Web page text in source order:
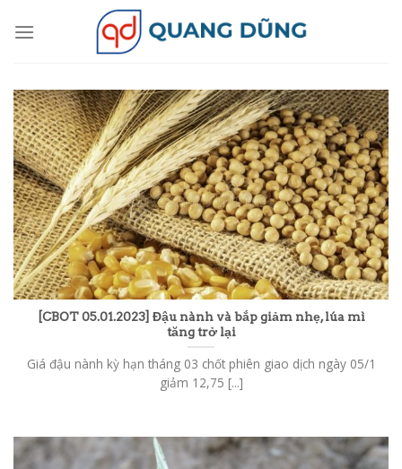
[CBOT 05.01.2023] Đậu nành và bắp giảm nhẹ, lúa mì
tăng trở lại
Giá đậu nành kỳ hạn tháng 03 chốt phiên giao dịch ngày 05/1
giảm 12,75 [...]